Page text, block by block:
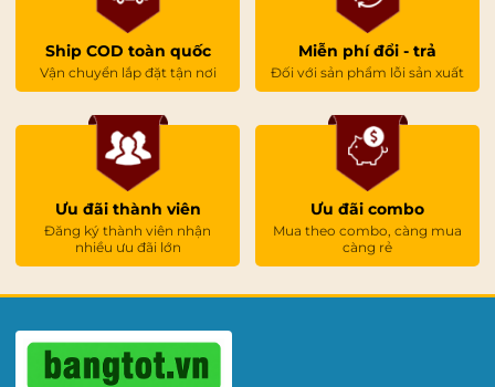
văn phòng,
tài liệu, bảng thông
báo, bảng flipchart hội thảo bảng lật 2 mặtdi động….
Ship COD toàn quốc
Vận chuyển lắp đặt tận nơi
Miễn phí đổi - trả
Đối với sản phẩm lỗi sản xuất
Ưu đãi thành viên
Đăng ký thành viên nhận
nhiều ưu đãi lớn
Ưu đãi combo
Mua theo combo, càng mua
càng rẻ